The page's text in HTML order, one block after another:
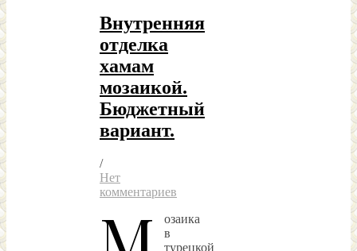
Внутренняя
отделка
хамам
мозаикой.
Бюджетный
вариант.
/
Нет
комментариев
озаика
в
турецкой